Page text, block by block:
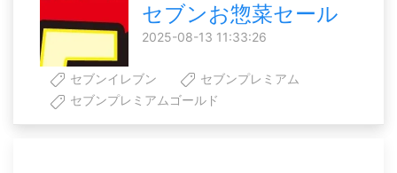
セブンお惣菜セール
2025-08-13 11:33:26
セブンイレブン
セブンプレミアム
セブンプレミアムゴールド